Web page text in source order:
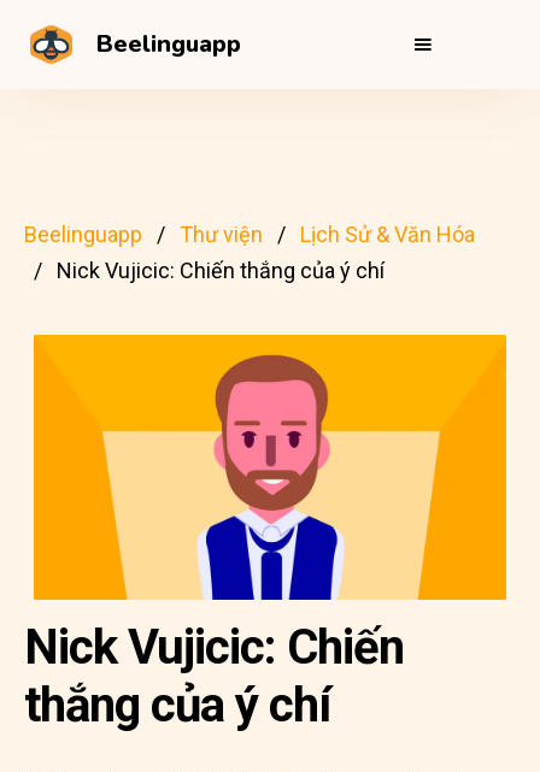
Beelinguapp
Beelinguapp Thư viện
Lịch Sử & Văn Hóa
Nick Vujicic: Chiến thắng của ý chí
Nick Vujicic: Chiến
thắng của ý chí